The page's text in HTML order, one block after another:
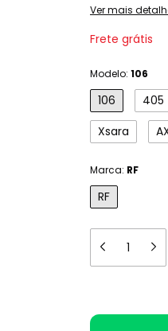
Ver mais
Frete grátis
Modelo: 106
106 405
Xsara
Marca: RF
RF